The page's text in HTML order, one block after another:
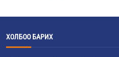
ХОЛБОО БАРИХ